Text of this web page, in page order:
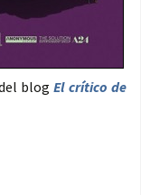
blogEl crítico de